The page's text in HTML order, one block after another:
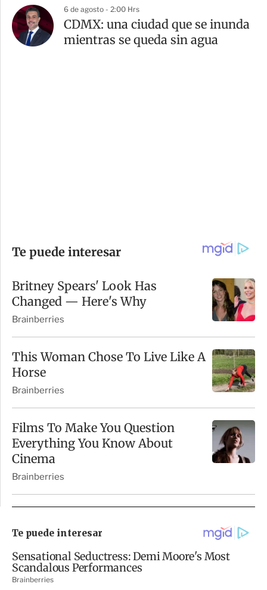
6 de agosto - 2:00 Hrs
CDMX: una ciudad que se inunda
mientras se queda sin agua